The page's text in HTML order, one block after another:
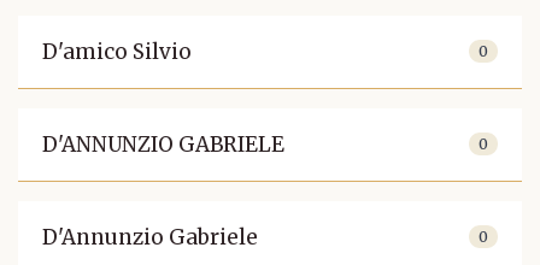
D'amico Silvio 0
D'ANNUNZIO GABRIELE 0
D'Annunzio Gabriele 0